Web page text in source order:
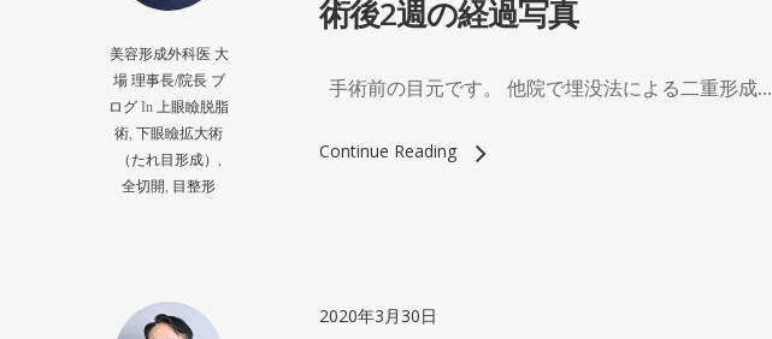
美容形成外科医 大
場 理事長/院長 ブ
ログ In 上眼瞼脱脂
術, 下眼瞼拡大術
（たれ目形成） ,
全切開, 目整形
術後2週の経過写真
手術前の目元です。 他院で埋没法による二重形成...
Continue Reading
2020年3月30日